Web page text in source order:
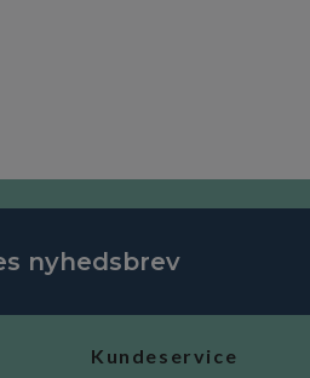
nyhedsbrev
Kundeservice